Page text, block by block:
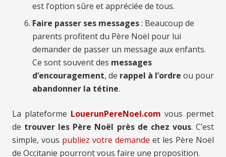
est l’option sûre et appréciée de tous.
Faire passer ses messages: Beaucoup de
parents profitent du Père Noël pour lui
demander de passer un message aux enfants.
Ce sont souvent des messages
d’encouragement, de rappel à l’ordre ou pour
abandonner la tétine.
La plateforme LouerunPereNoel.com vous permet
de trouver les Père Noël près de chez vous. C’est
simple, vous publiez votre demande et les Père Noël
de Occitanie pourront vous faire une proposition.